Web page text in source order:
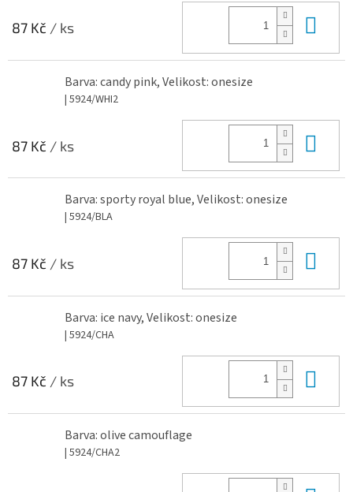
87 Kč / ks
Barva: candy pink, Velikost: onesize
| 5924/WHI2
87 Kč / ks
Barva: sporty royal blue, Velikost: onesize
| 5924/BLA
87 Kč / ks
Barva: ice navy, Velikost: onesize
| 5924/CHA
87 Kč / ks
Barva: olive camouflage
| 5924/CHA2